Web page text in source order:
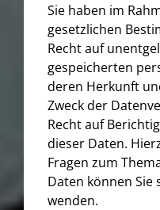
Sie haben im
gesetzlichen
Recht auf
gespeicherten
deren Herkunft
Zweck der
Recht auf
dieser Daten.
Fragen zum
Daten können Sie
wenden.